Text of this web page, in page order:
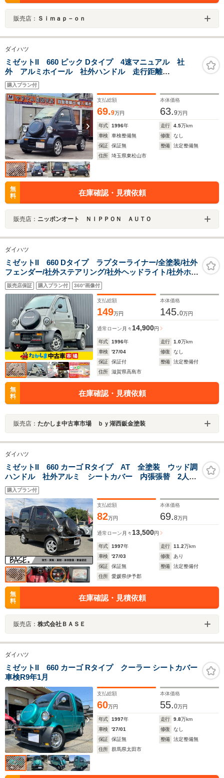
販売店： Ｓｉｍａｐ－ｏｎ
ダイハツ
ミゼットII 660 ピック Dタイプ 4速マニュアル 社
外 アルミホイール 社外ハンドル 走行距離
44100KM 社外 CD
購入プラン付
支払総額
69.9万円
本体価格
63.9万円
年式 1996年 走行 4.5万km
車検
車検整備無 修復
なし
保証
保証無 整備
法定整備無
住所
埼玉県東松山市
無
料
在庫確認・見積依頼
販売店： ニッポンオート ＮＩＰＰＯＮ ＡＵＴＯ
ダイハツ
ミゼットII 660 Dタイプ ラプターライナー/全塗装/社外
フェンダー/社外ステアリング/社外ヘッドライト/社外ホイ
ール/新品マッドタイヤ
販売店保証 購入プラン付 360°画像付
支払総額
149万円
本体価格
145.0万円
通常ローン 月々14,900円
年式 1996年 走行 1.0万km
車検
'27/04 修復
なし
保証
保証付 整備
法定整備付
住所
滋賀県高島市
無
料
在庫確認・見積依頼
販売店： たかしま中古車市場 ｂｙ湖西鈑金塗装
ダイハツ
ミゼットII 660 カーゴ Rタイプ AT 全塗装 ウッド調
ハンドル 社外アルミ シートカバー 内張張替 2人
乗 前後バンパーガード
購入プラン付
支払総額
82万円
本体価格
69.8万円
通常ローン 月々13,500円
年式 1997年 走行 11.2万km
車検
'27/03 修復
あり
保証
保証無 整備
法定整備付
住所
愛媛県伊予郡
無
料
在庫確認・見積依頼
販売店： 株式会社ＢＡＳＥ
ダイハツ
ミゼットII 660 カーゴ Rタイプ クーラー シートカバー
車検R9年1月
支払総額
60万円
本体価格
55.0万円
年式 1997年 走行 9.8万km
車検
'27/01 修復
なし
保証
保証無 整備
法定整備無
住所
群馬県太田市